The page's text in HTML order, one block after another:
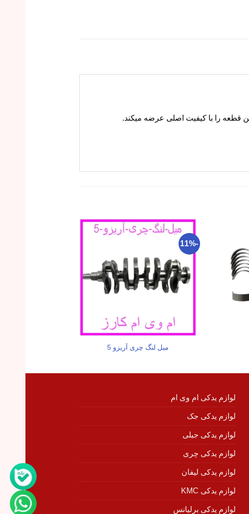
-11%
میل لنگ چری آریزو 5
لوازم یدکی ام وی ام
لوازم یدکی جک
لوازم یدکی جیلی
لوازم یدکی چری
لوازم یدکی لیفان
لوازم یدکی KMC
لوازم یدکی برلیانس